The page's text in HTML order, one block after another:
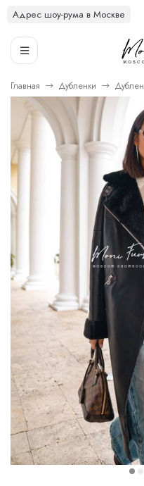
Адрес шоу-рума в Москве
Главная Дубленки